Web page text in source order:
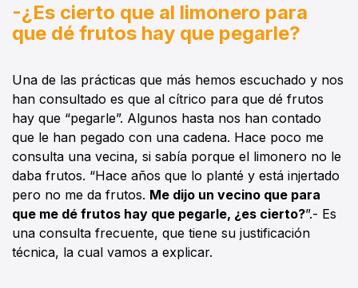
-¿Es cierto que al limonero para
que dé frutos hay que pegarle?
Una de las prácticas que más hemos escuchado y nos
han consultado es que al cítrico para que dé frutos
hay que “pegarle”. Algunos hasta nos han contado
que le han pegado con una cadena. Hace poco me
consulta una vecina, si sabía porque el limonero no le
daba frutos. “Hace años que lo planté y está injertado
pero no me da frutos. Me dijo un vecino que para
que me dé frutos hay que pegarle, ¿es cierto?”.- Es
una consulta frecuente, que tiene su justificación
técnica, la cual vamos a explicar.